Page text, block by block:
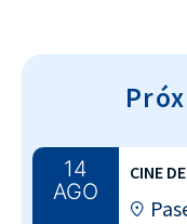
14
AGO
CINE